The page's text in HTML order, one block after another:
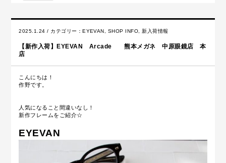
2025.1.24 / カテゴリー：EYEVAN SHOP INFO ,新入荷情報
【新作入荷】EYEVAN Arcade 熊本メガネ 中原眼鏡店 本
店
こんにちは！
作野です。
人気になること間違いなし！
新作フレームをご紹介☆
EYEVAN